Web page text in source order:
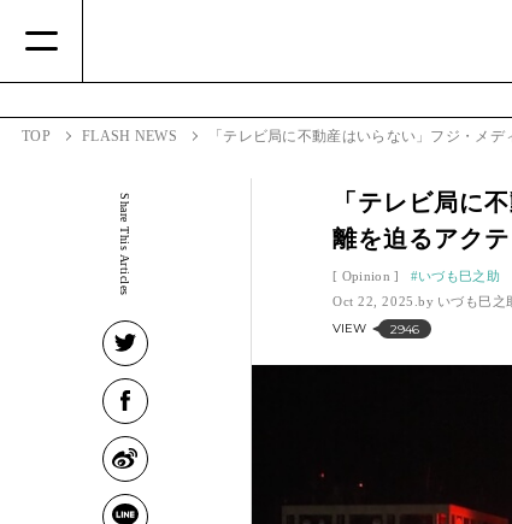
TOP FLASH NEWS 「テレビ局に不動産はいらない」フジ・メ
Share This Articles
「テレビ局に
離を迫るアク
Opinion
いづも巳之助
Oct 22, 2025.
いづも巳之
VIEW 2946